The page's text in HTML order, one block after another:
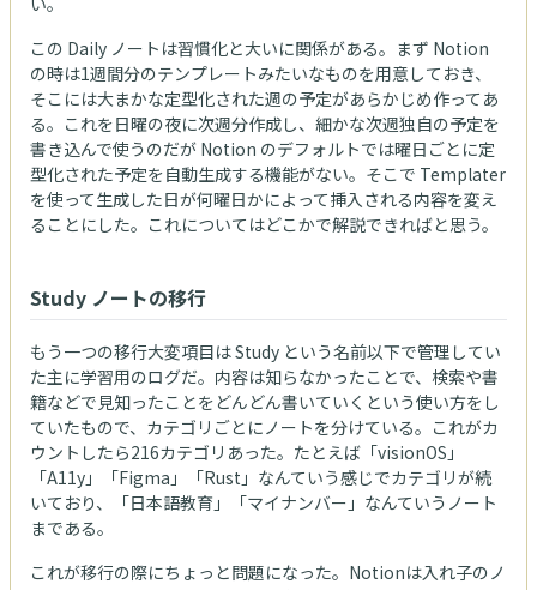
この Daily ノートは習慣化と大いに関係がある。まず Notion
の時は1週間分のテンプレートみたいなものを用意しておき、
そこには大まかな定型化された週の予定があらかじめ作ってあ
る。これを日曜の夜に次週分作成し、細かな次週独自の予定を
書き込んで使うのだが Notion のデフォルトでは曜日ごとに定
型化された予定を自動生成する機能がない。そこで Templater
を使って生成した日が何曜日かによって挿入される内容を変え
ることにした。これについてはどこかで解説できればと思う。
Study ノートの移行
もう一つの移行大変項目は Study という名前以下で管理してい
た主に学習用のログだ。内容は知らなかったことで、検索や書
籍などで見知ったことをどんどん書いていくという使い方をし
ていたもので、カテゴリごとにノートを分けている。これがカ
ウントしたら216カテゴリあった。たとえば「visionOS」
「A11y」「Figma」「Rust」なんていう感じでカテゴリが続
いており、「日本語教育」「マイナンバー」なんていうノート
まである。
これが移行の際にちょっと問題になった。Notionは入れ子のノ